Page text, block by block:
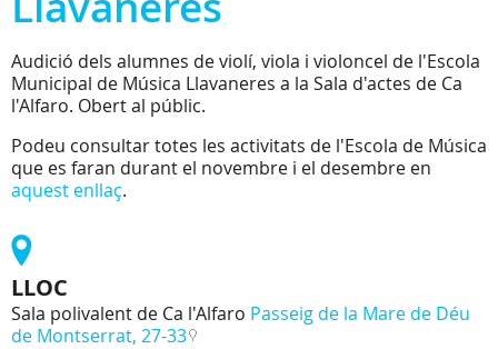
Audició dels alumnes de violí, viola i violoncel de l'Escola
Municipal de Música Llavaneres a la Sala d'actes de Ca
l'Alfaro. Obert al públic.
Podeu consultar totes les activitats de l'Escola de Música
que es faran durant el novembre i el desembre en
aquest enllaç.
LLOC
Sala polivalent de Ca l'Alfaro Passeig de la Mare de Déu
de Montserrat, 27-33